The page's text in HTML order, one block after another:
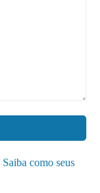
Saiba como seus